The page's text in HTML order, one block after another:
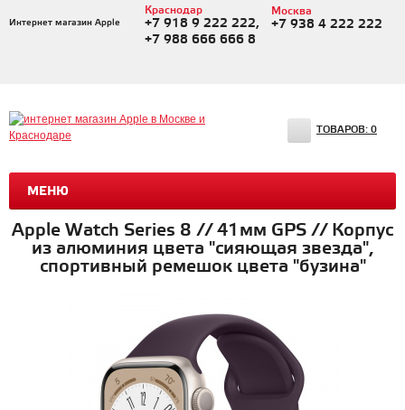
Интернет магазин Apple
Краснодар
+7 918 9 222 222,
+7 988 666 666 8
Москва
+7 938 4 222 222
МЕНЮ
ТОВАРОВ: 0
Apple Watch Series 8 // 41мм GPS // Корпус
из алюминия цвета "сияющая звезда",
спортивный ремешок цвета "бузина"